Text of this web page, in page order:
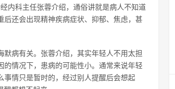
内科主任张蓉介绍，通俗讲就是病人不知道
后还会出现精神疾病症状、抑郁、焦虑，甚
默病有关。张蓉介绍，其实年轻人不用太担
情况下，患病的可能性小。通常来说年轻
事情只是暂时的，经过别人提醒后会想起